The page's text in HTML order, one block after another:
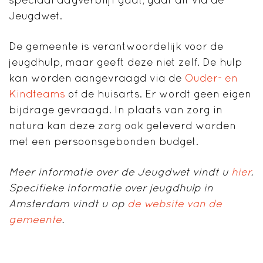
Jeugdwet.
De gemeente is verantwoordelijk voor de
jeugdhulp, maar geeft deze niet zelf. De hulp
kan worden aangevraagd via de Ouder- en
Kindteams of de huisarts. Er wordt geen eigen
bijdrage gevraagd. In plaats van zorg in
natura kan deze zorg ook geleverd worden
met een persoonsgebonden budget.
Meer informatie over de Jeugdwet vindt u hier.
Specifieke informatie over jeugdhulp in
Amsterdam vindt u op de website van de
gemeente.